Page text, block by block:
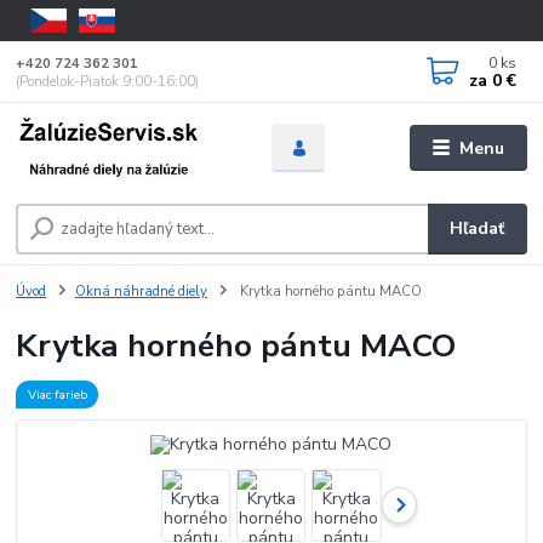
Menu
Hľadať
+420 724 362 301
(Pondelok-Piatok 9:00-16:00)
0 ks
za 0 €
Úvod Okná náhradné diely Krytka horného pántu MACO
Krytka horného pántu MACO
Viac farieb